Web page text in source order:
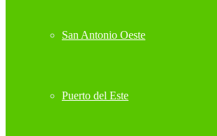
San Antonio Oeste
Puerto del Este